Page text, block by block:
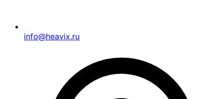
info@heavix.ru